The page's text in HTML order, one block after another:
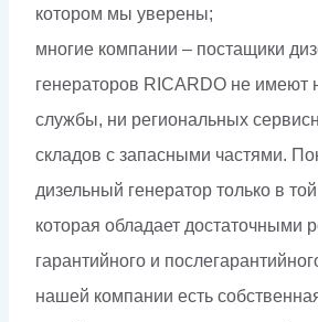
котором мы уверены;
многие компании – постащики
генераторов RICARDO не имеют
службы, ни региональных
складов с запасными частями.
дизельный генератор только в
которая обладает достаточными
гарантийного и
нашей компании есть